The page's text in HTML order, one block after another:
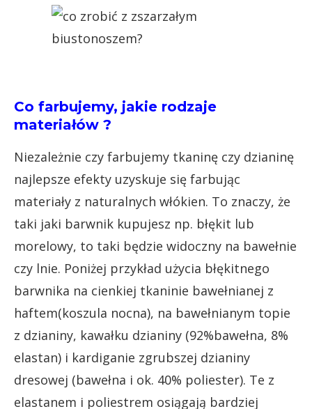
Co farbujemy, jakie rodzaje
materiałów ?
Niezależnie czy farbujemy tkaninę czy dzianinę
najlepsze efekty uzyskuje się farbując
materiały z naturalnych włókien. To znaczy, że
taki jaki barwnik kupujesz np. błękit lub
morelowy, to taki będzie widoczny na bawełnie
czy lnie. Poniżej przykład użycia błękitnego
barwnika na cienkiej tkaninie bawełnianej z
haftem(koszula nocna), na bawełnianym topie
z dzianiny, kawałku dzianiny (92%bawełna, 8%
elastan) i kardiganie zgrubszej dzianiny
dresowej (bawełna i ok. 40% poliester). Te z
elastanem i poliestrem osiągają bardziej